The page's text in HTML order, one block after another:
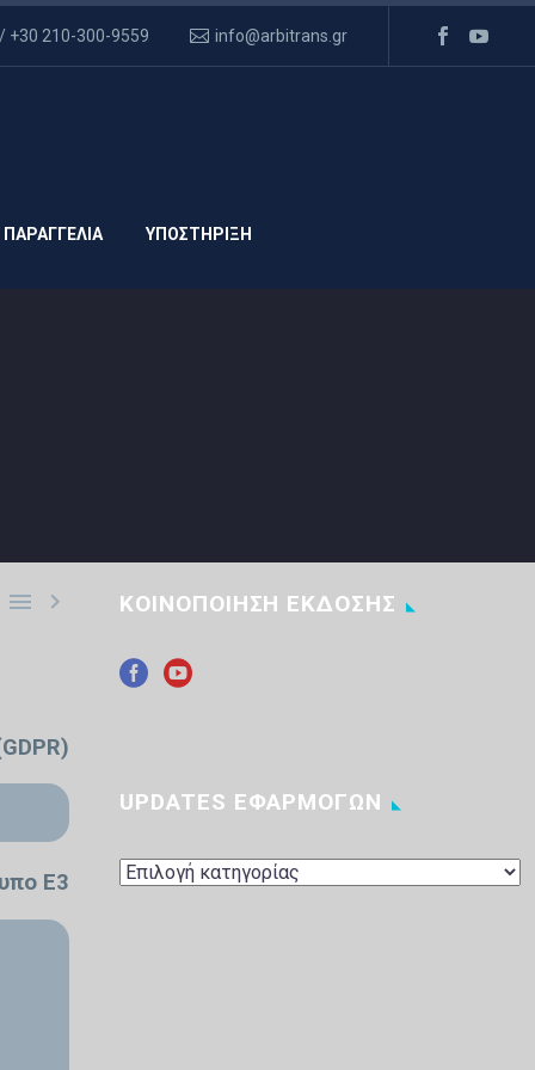
+30 210-300-9559 info@arbitrans.gr
ΥΠΟΣΤΗΡΙΞΗ
 
Ε3
ΚΟΙΝΟΠΟΙΗΣΗ ΕΚΔΟΣΗΣ
UPDATES ΕΦΑΡΜΟΓΩΝ
UPDATES